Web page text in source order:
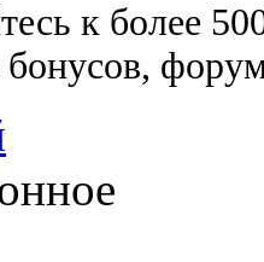
к более
бонусов,